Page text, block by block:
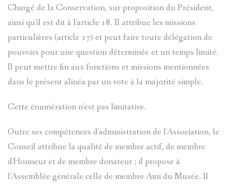
Chargé de la Conservation, sur proposition du Président,
ainsi qu'il est dit à l'article 18. Il attribue les missions
particulières (article 17) et peut faire toute délégation de
pouvoirs pour une question déterminée et un temps limité.
Il peut mettre fin aux fonctions et missions mentionnées
dans le présent alinéa par un vote à la majorité simple.
Cette énumération n'est pas limitative.
Outre ses compétences d'administration de l'Association, le
Conseil attribue la qualité de membre actif, de membre
d'Honneur et de membre donateur ; il propose à
l'Assemblée générale celle de membre Ami du Musée. Il